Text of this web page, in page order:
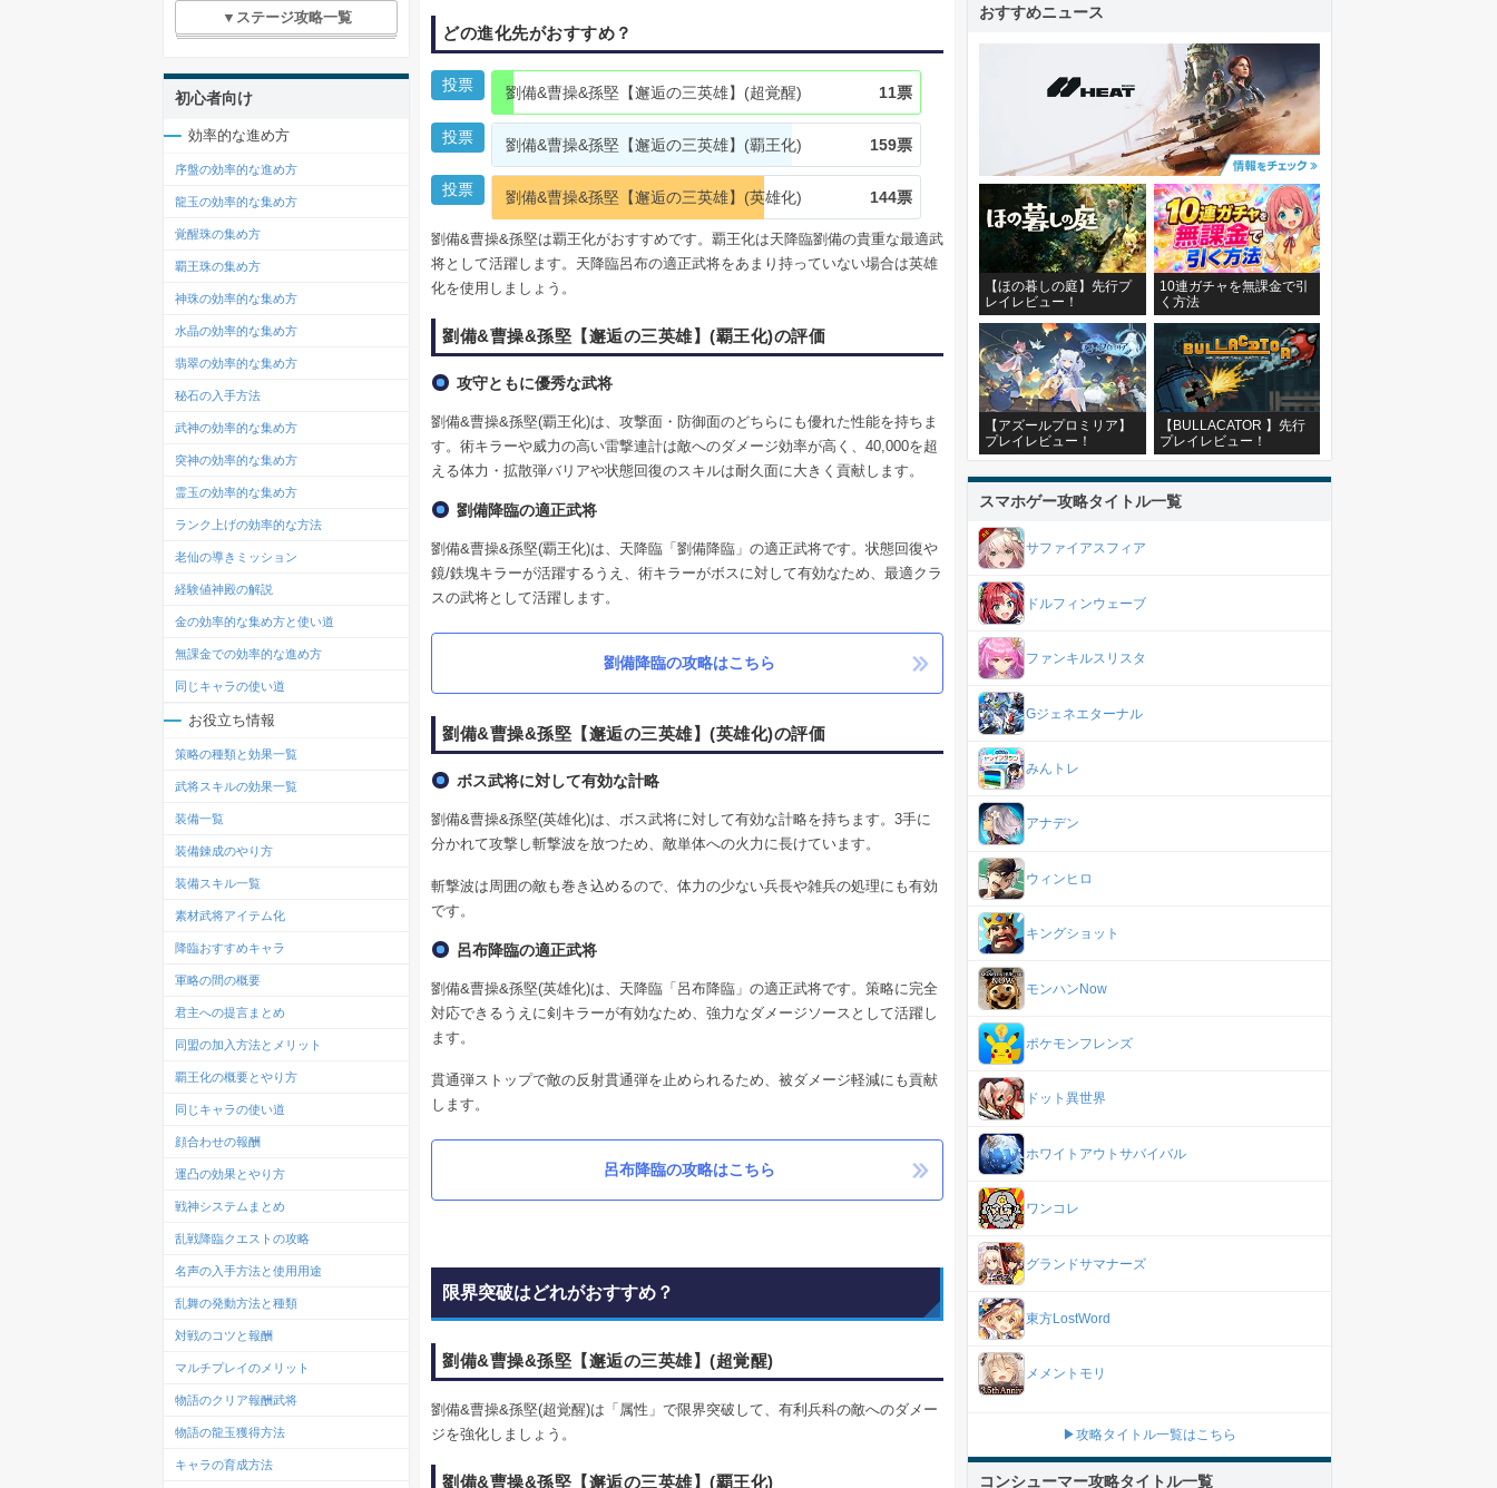
どの進化先がおすすめ？
投票 劉備&曹操&孫堅【邂逅の三英雄】(超覚醒) 11票
投票 劉備&曹操&孫堅【邂逅の三英雄】(覇王化) 159票
投票 劉備&曹操&孫堅【邂逅の三英雄】(英雄化) 144票
劉備&曹操&孫堅は覇王化がおすすめです。覇王化は天降臨劉備の貴重な最適武
将として活躍します。天降臨呂布の適正武将をあまり持っていない場合は英雄
化を使用しましょう。
劉備&曹操&孫堅【邂逅の三英雄】(覇王化)の評価
攻守ともに優秀な武将
劉備&曹操&孫堅(覇王化)は、攻撃面・防御面のどちらにも優れた性能を持ちま
す。術キラーや威力の高い雷撃連計は敵へのダメージ効率が高く、40,000を超
える体力・拡散弾バリアや状態回復のスキルは耐久面に大きく貢献します。
劉備降臨の適正武将
劉備&曹操&孫堅(覇王化)は、天降臨「劉備降臨」の適正武将です。状態回復や
鏡/鉄塊キラーが活躍するうえ、術キラーがボスに対して有効なため、最適クラ
スの武将として活躍します。
劉備降臨の攻略はこちら
劉備&曹操&孫堅【邂逅の三英雄】(英雄化)の評価
ボス武将に対して有効な計略
劉備&曹操&孫堅(英雄化)は、ボス武将に対して有効な計略を持ちます。3手に
分かれて攻撃し斬撃波を放つため、敵単体への火力に長けています。
斬撃波は周囲の敵も巻き込めるので、体力の少ない兵長や雑兵の処理にも有効
です。
呂布降臨の適正武将
劉備&曹操&孫堅(英雄化)は、天降臨「呂布降臨」の適正武将です。策略に完全
対応できるうえに剣キラーが有効なため、強力なダメージソースとして活躍し
ます。
貫通弾ストップで敵の反射貫通弾を止められるため、被ダメージ軽減にも貢献
します。
呂布降臨の攻略はこちら
限界突破はどれがおすすめ？
劉備&曹操&孫堅【邂逅の三英雄】(超覚醒)
劉備&曹操&孫堅(超覚醒)は「属性」で限界突破して、有利兵科の敵へのダメー
ジを強化しましょう。
劉備&曹操&孫堅【邂逅の三英雄】(覇王化)
▼ステージ攻略一覧
初心者向け
効率的な進め方
序盤の効率的な進め方
龍玉の効率的な集め方
覚醒珠の集め方
覇王珠の集め方
神珠の効率的な集め方
水晶の効率的な集め方
翡翠の効率的な集め方
秘石の入手方法
武神の効率的な集め方
突神の効率的な集め方
霊玉の効率的な集め方
ランク上げの効率的な方法
老仙の導きミッション
経験値神殿の解説
金の効率的な集め方と使い道
無課金での効率的な進め方
同じキャラの使い道
お役立ち情報
策略の種類と効果一覧
武将スキルの効果一覧
装備一覧
装備錬成のやり方
装備スキル一覧
素材武将アイテム化
降臨おすすめキャラ
軍略の間の概要
君主への提言まとめ
同盟の加入方法とメリット
覇王化の概要とやり方
同じキャラの使い道
顔合わせの報酬
運凸の効果とやり方
戦神システムまとめ
乱戦降臨クエストの攻略
名声の入手方法と使用用途
乱舞の発動方法と種類
対戦のコツと報酬
マルチプレイのメリット
物語のクリア報酬武将
物語の龍玉獲得方法
キャラの育成方法
おすすめニュース
【ほの暮しの庭】先行プ
レイレビュー！
10連ガチャを無課金で引
く方法
【アズールプロミリア】
プレイレビュー！
【BULLACATOR 】先行
プレイレビュー！
スマホゲー攻略タイトル一覧
サファイアスフィア
ドルフィンウェーブ
ファンキルスリスタ
Gジェネエターナル
みんトレ
アナデン
ウィンヒロ
キングショット
モンハンNow
ポケモンフレンズ
ドット異世界
ホワイトアウトサバイバル
ワンコレ
グランドサマナーズ
東方LostWord
メメントモリ
▶攻略タイトル一覧はこちら
コンシューマー攻略タイトル一覧